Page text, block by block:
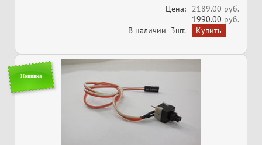
Цена: 2189.00 руб.
1990.00 руб.
В наличии 3шт.
Новинка